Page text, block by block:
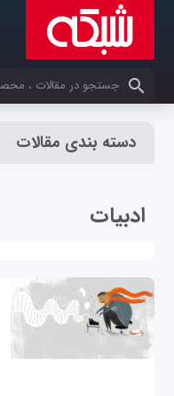
کلمات کلیدی خود را وارد
دسته بندی مقالات
ادبیات